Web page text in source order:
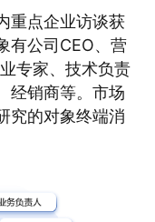
重点企业访谈获
有公司CEO、营
专家、技术负责
经销商等。市场
究的对象终端消